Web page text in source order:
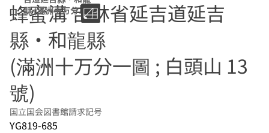
縣 (滿洲十万分一
圖 ; 白頭山 13號)
蜂蜜溝 吉林省延吉道延吉
縣・和龍縣
(滿洲十万分一圖 ; 白頭山 13
號)
国立国会図書館請求記号
YG819-685